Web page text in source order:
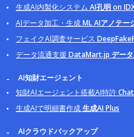
生成AI内製化システム AI孔明 on
AIデータ加工・生成ML AIアノテー
フェイクAI調査サービス
データ流通支援 DataMart.jp デー
AI知財エージェント
知財AIエージェント搭載AI特許
生成AIで明細書作成生成AI Plus
AIクラウドバックアップ